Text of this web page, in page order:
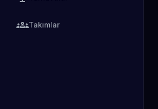
groupsTakımlar